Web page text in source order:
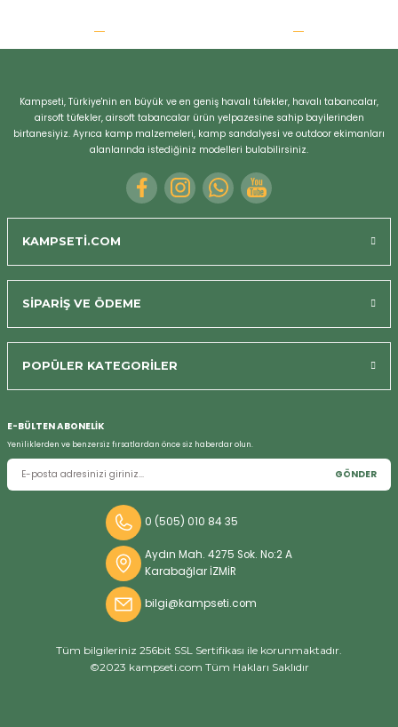
Kampseti, Türkiye'nin en büyük ve en geniş havalı tüfekler, havalı tabancalar,
airsoft tüfekler, airsoft tabancalar ürün yelpazesine sahip bayilerinden
birtanesiyiz. Ayrıca kamp malzemeleri, kamp sandalyesi ve outdoor ekimanları
alanlarında istediğiniz modelleri bulabilirsiniz.
KAMPSETİ.COM
SİPARİŞ VE ÖDEME
POPÜLER KATEGORİLER
E-BÜLTEN ABONELİK
Yeniliklerden ve benzersiz fırsatlardan önce siz haberdar olun.
GÖNDER
0 (505) 010 84 35
Aydın Mah. 4275 Sok. No:2 A
Karabağlar İZMİR
bilgi@kampseti.com
Tüm bilgileriniz 256bit SSL Sertifikası ile korunmaktadır.
©2023 kampseti.com Tüm Hakları Saklıdır
Bizi Arayın